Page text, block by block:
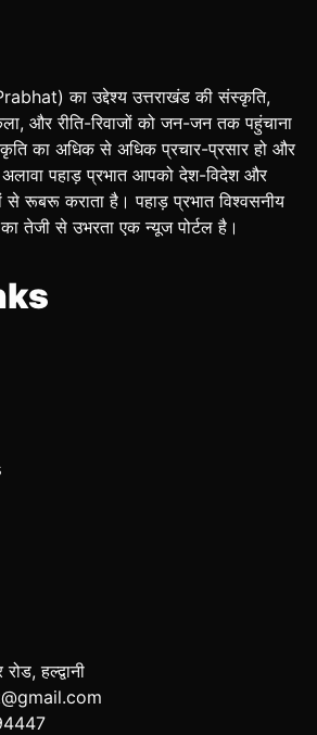
का उद्देश्य उत्तराखंड की संस्कृति,
और रीति-रिवाजों को जन-जन तक पहुंचाना
का अधिक से अधिक प्रचार-प्रसार हो और
पहाड़ प्रभात आपको देश-विदेश और
से रूबरू कराता है। पहाड़ प्रभात विश्वसनीय
तेजी से उभरता एक न्यूज पोर्टल है।
हल्द्वानी